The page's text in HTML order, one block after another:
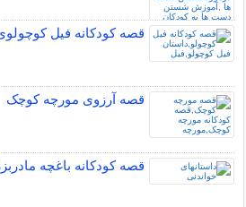
قصه کودکانه فیل
قصه آرزوی مورچه کوچک
قصه کودکانه باغچه